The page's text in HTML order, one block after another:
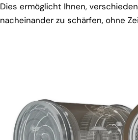
Dies ermöglicht Ihnen,
nacheinander zu schärfen, ohne